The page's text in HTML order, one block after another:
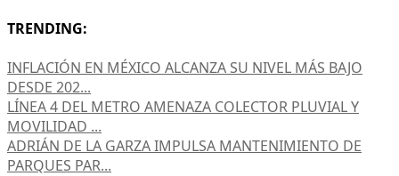
TRENDING:
INFLACIÓN EN MÉXICO ALCANZA SU NIVEL MÁS BAJO
DESDE 202...
LÍNEA 4 DEL METRO AMENAZA COLECTOR PLUVIAL Y
MOVILIDAD ...
ADRIÁN DE LA GARZA IMPULSA MANTENIMIENTO DE
PARQUES PAR...